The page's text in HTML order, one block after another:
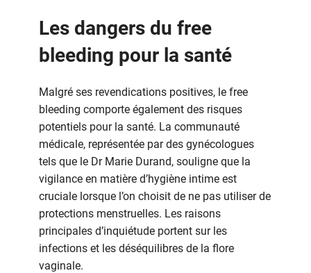
Les dangers du free
bleeding pour la santé
Malgré ses revendications positives, le free
bleeding comporte également des risques
potentiels pour la santé. La communauté
médicale, représentée par des gynécologues
tels que le Dr Marie Durand, souligne que la
vigilance en matière d’hygiène intime est
cruciale lorsque l’on choisit de ne pas utiliser de
protections menstruelles. Les raisons
principales d’inquiétude portent sur les
infections et les déséquilibres de la flore
vaginale.